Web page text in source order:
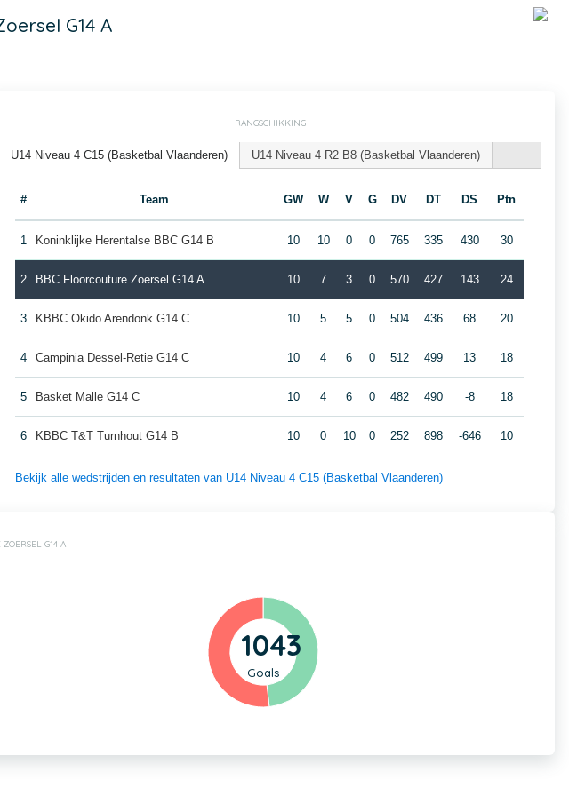
G14 A
RANGSCHIKKING
U14 Niveau 4 C15 (Basketbal Vlaanderen) U14 Niveau 4 R2 B8 (Basketbal Vlaanderen)
# Team GW W V G DV DT DS Ptn
1 Koninklijke Herentalse BBC G14 B 10 10 0 0 765 335 430 30
2 BBC Floorcouture Zoersel G14 A 10 7 3 0 570 427 143 24
3 KBBC Okido Arendonk G14 C 10 5 5 0 504 436 68 20
4 Campinia Dessel-Retie G14 C 10 4 6 0 512 499 13 18
5 Basket Malle G14 C 10 4 6 0 482 490 -8 18
6 KBBC T&T Turnhout G14 B 10 0 10 0 252 898 -646 10
Bekijk alle wedstrijden en resultaten van U14 Niveau 4 C15 (Basketbal Vlaanderen)
G14 A
1043
Goals